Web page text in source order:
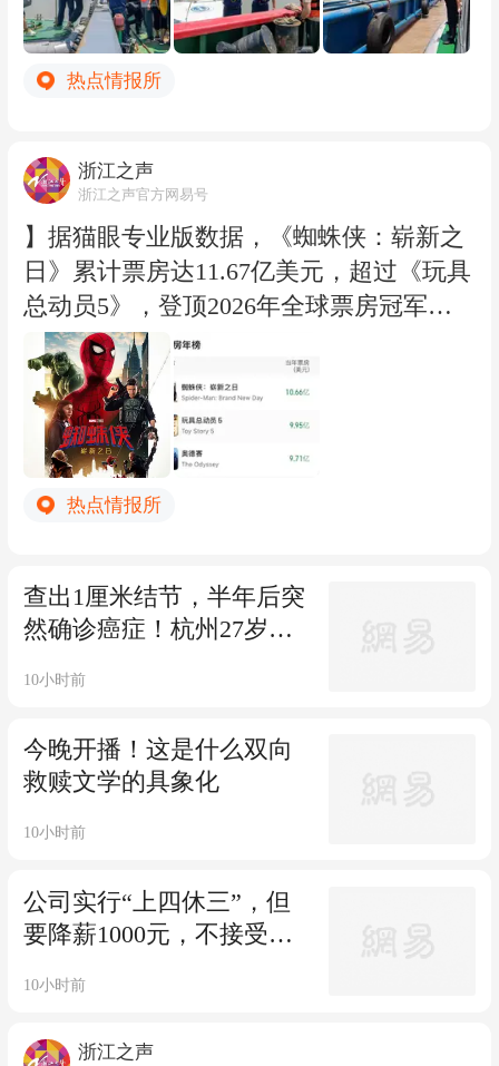
散，而是高度向头部集中。近两成企业拿
走了近八成资金，千万元级融资甚至谈不
上扩产。 赛道的另一个特点是“人多”且背
大厂高管、AI模型研发人员及互联网从业
者。一些原本专注于视频生成的公司也开
始将世界模型视为进入物理世界的路径，
争夺机器人产业的模型层入口。各位网
友，您怎么看？（腾讯科技）@读秒财经
资本疯抢具身大模型：一天投出5个亿
实等方式，逐点位、逐船舶、逐人员核实
施工船舶防台措施落实情况，现场指挥协
调施工船舶船员有序安全转移，严防侥幸
日18时，舟山南部水域12个水工项目全部
停工，43艘施工船舶全部落实避风措施，
265名海上施工船舶船员全部完成安全转
移、妥善安置。（浙江之声记者周珈伊 通
讯员；谷宁）
热点情报所
浙江之声
浙江之声官方网易号
】据猫眼专业版数据，《蜘蛛侠：崭新之
日》累计票房达11.67亿美元，超过《玩具
总动员5》，登顶2026年全球票房冠军。
目前，该片北美票房4.49亿美元，内地票
房1.52亿美元。影片口碑两极分化，有人
觉得无聊打戏不精彩，有人认为该片是系
列电影最佳。你去看了吗？
热点情报所
查出1厘米结节，半年后突
然确诊癌症！杭州27岁小
管吗？
10小时前
今晚开播！这是什么双向
救赎文学的具象化
10小时前
公司实行“上四休三”，但
要降薪1000元，不接受只
10小时前
浙江之声